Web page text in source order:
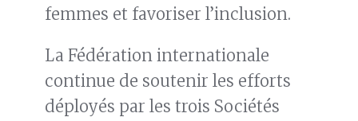
femmes et favoriser l’inclusion.
La Fédération internationale
continue de soutenir les efforts
déployés par les trois Sociétés